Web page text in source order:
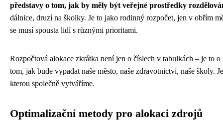
představy o tom, jak by měly být veřejné prostředky
dálnice, druzí na školky. Je to jako rodinný rozpočet, jen v obřím
se musí spousta lidí s různými prioritami.
Rozpočtová alokace zkrátka není jen o číslech v tabulkách – je to o
tom, jak bude vypadat naše město, naše zdravotnictví, naše školy.
kterou společně vytváříme.
Optimalizační metody pro alokaci zdrojů